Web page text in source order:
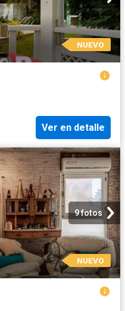
NUEVO
Ver en detalle
9 fotos
NUEVO